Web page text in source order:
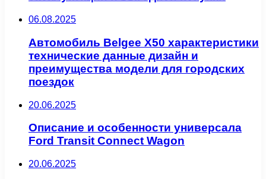
06.08.2025
Автомобиль Belgee X50 характеристики
технические данные дизайн и
преимущества модели для городских
поездок
20.06.2025
Описание и особенности универсала
Ford Transit Connect Wagon
20.06.2025